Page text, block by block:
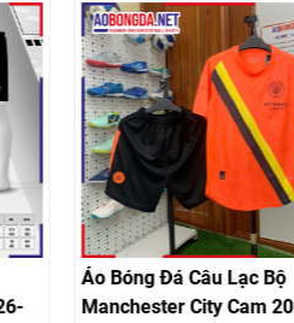
Áo Bóng Đá Câu Lạc Bộ
Manchester City Cam 2026-